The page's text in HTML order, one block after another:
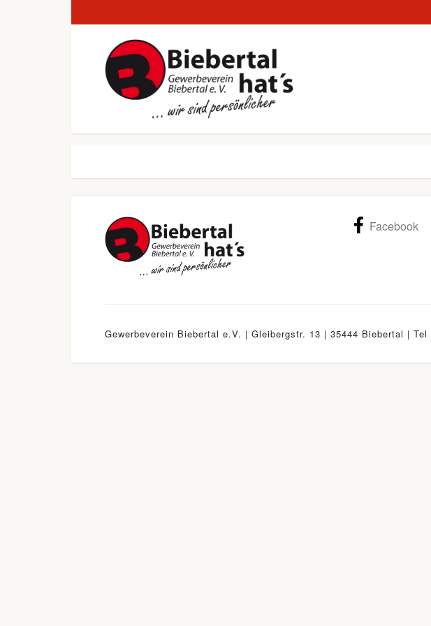
Facebook
Gewerbeverein Biebertal e.V. | Gleibergstr. 13 | 35444 Biebertal | Tel